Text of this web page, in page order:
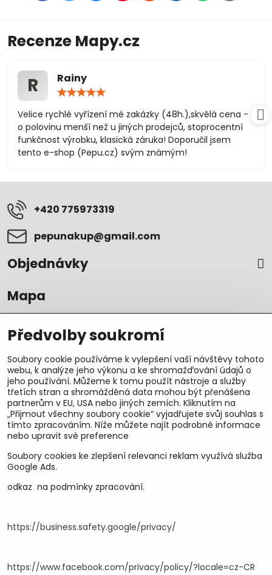
Recenze Mapy.cz
R Rainy
/
5
Velice rychlé vyřízení mé zakázky (48h.),skvělá cena -
o polovinu menší než u jiných prodejců, stoprocentní
funkčnost výrobku, klasická záruka! Doporučil jsem
tento e-shop (Pepu.cz) svým známým!
+420 775973319
pepunakup​@gmail​.com
Objednávky
Mapa
U&M parts s.r.o.
U Zastávky 150, Horní Staré Město
DIČ CZ25930184
Předvolby soukromí
Soubory cookie používáme k vylepšení vaší návštěvy tohoto
webu, k analýze jeho výkonu a ke shromažďování údajů o
jeho používání. Můžeme k tomu použít nástroje a služby
třetích stran a shromážděná data mohou být přenášena
partnerům v EU, USA nebo jiných zemích. Kliknutím na
„Přijmout všechny soubory cookie“ vyjadřujete svůj souhlas s
tímto zpracováním. Níže můžete najít podrobné informace
nebo upravit své preference
Soubory cookies ke zlepšení relevanci reklam využívá služba
Google Ads.
odkaz na podmínky zpracování.
https://business.safety.google/privacy/
https://www.facebook.com/privacy/policy/?locale=cz-CR